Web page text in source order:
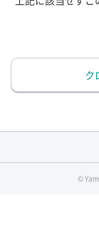
ク
©